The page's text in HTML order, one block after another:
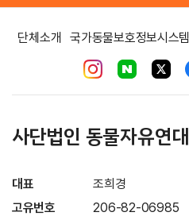
단체소개 국가동물보호정보시스템
사단법인 동물자유연대
대표
조희경
고유번호
206-82-06985